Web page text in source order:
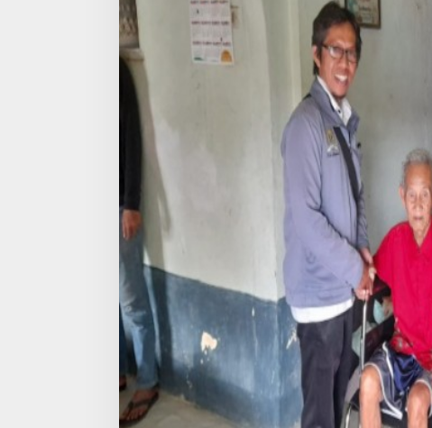
Penyandang